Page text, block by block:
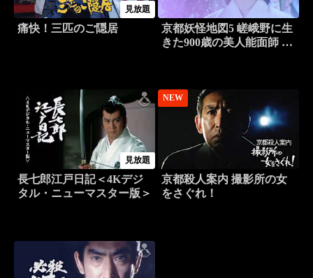
見放題
痛快！三匹のご隠居
京都妖怪地図5 嵯峨野に生
きた900歳の美人能面師 葵
見放題
長七郎江戸日記＜4Kデジ
タル・ニューマスター版＞
NEW
京都殺人案内 撮影所の女
をさぐれ！